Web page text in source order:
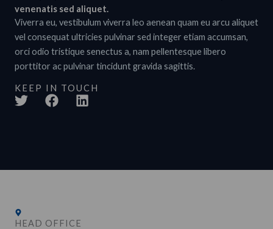
venenatis sed aliquet.
Viverra eu, vestibulum viverra leo aenean quam eu arcu aliquet
vel consequat ultricies pulvinar sed integer etiam accumsan,
orci odio tristique senectus a, nam pellentesque libero
porttitor ac pulvinar tincidunt gravida sagittis.
KEEP IN TOUCH
T
e
F
a
o
L
d
HEAD OFFICE